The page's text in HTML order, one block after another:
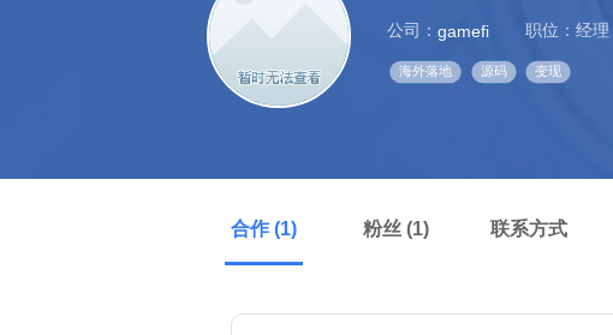
公司： gamefi 职位：经理
海外落地 源码 变现
合作 (1) 粉丝 (1) 联系方式